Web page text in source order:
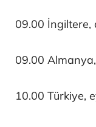
09.00 İngiltere,
09.00
10.00 Türkiye,